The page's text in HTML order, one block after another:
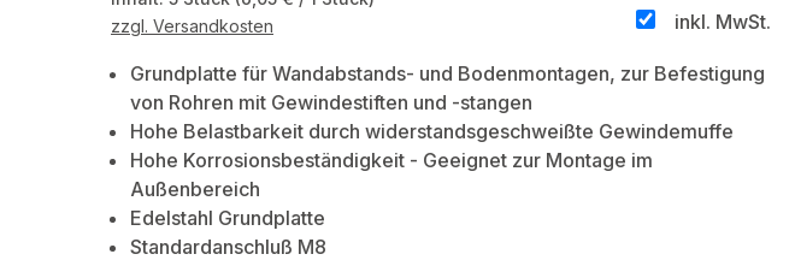
inkl. MwSt.
zzgl. Versandkosten
Grundplatte für Wandabstands- und Bodenmontagen, zur Befestigung
von Rohren mit Gewindestiften und -stangen
Hohe Belastbarkeit durch widerstandsgeschweißte Gewindemuffe
Hohe Korrosionsbeständigkeit - Geeignet zur Montage im
Außenbereich
Edelstahl Grundplatte
Standardanschluß M8